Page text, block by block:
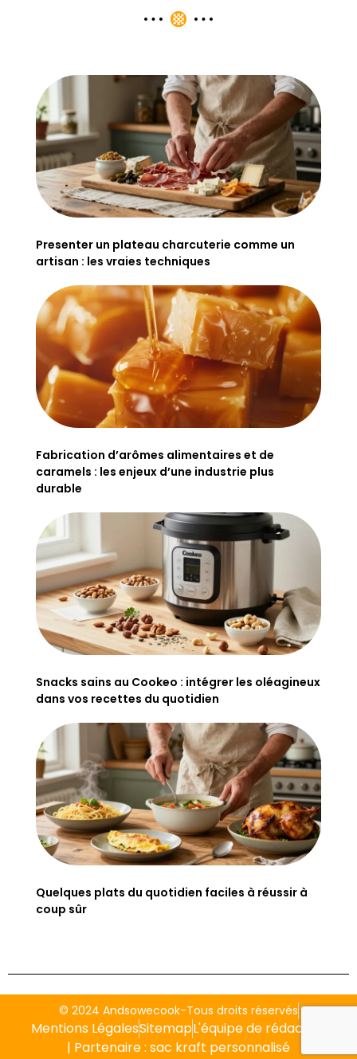
Presenter un plateau charcuterie comme un
artisan : les vraies techniques
Fabrication d’arômes alimentaires et de
caramels : les enjeux d’une industrie plus
durable
Snacks sains au Cookeo : intégrer les oléagineux
dans vos recettes du quotidien
Quelques plats du quotidien faciles à réussir à
coup sûr
© 2024 Andsowecook-Tous droits réservés
Mentions LégalesSitemapL'équipe de rédaction
| Partenaire : sac kraft personnalisé